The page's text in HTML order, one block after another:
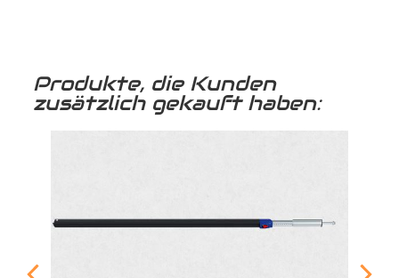
Produkte, die Kunden
zusätzlich gekauft haben: